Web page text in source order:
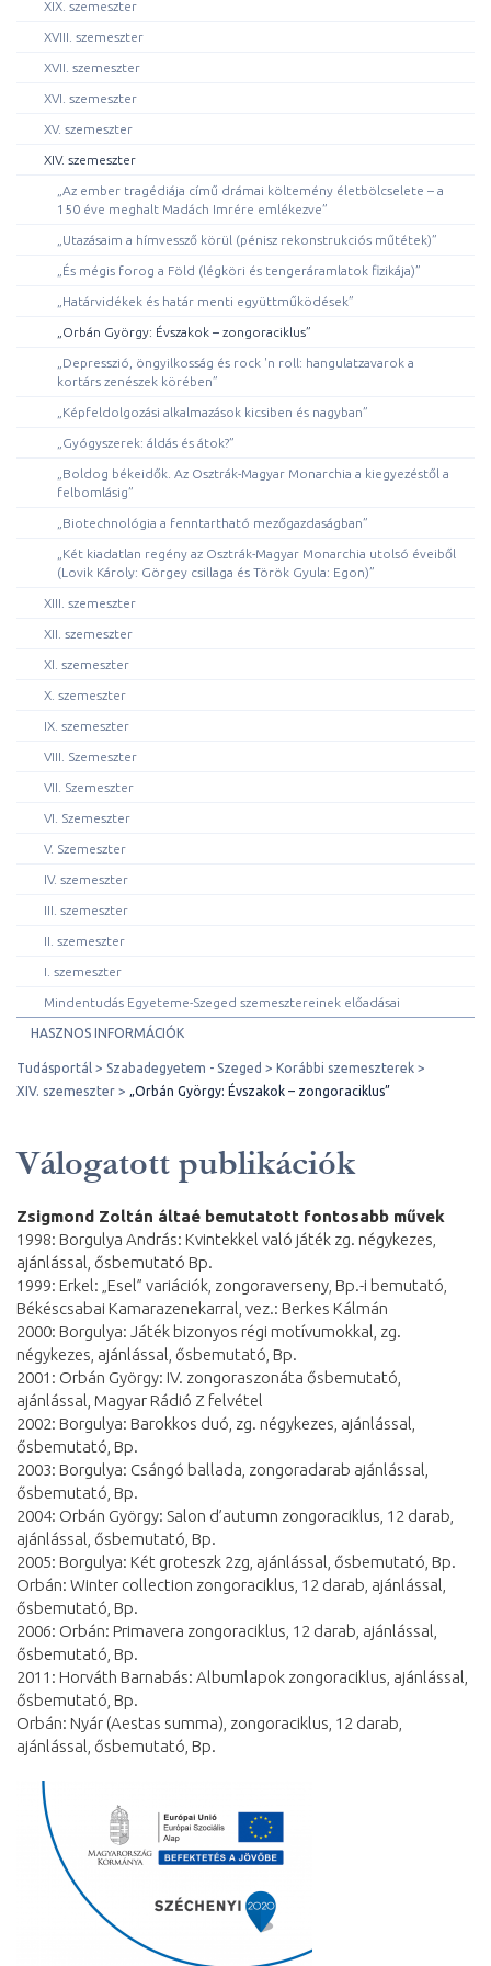
XIX. szemeszter
XVIII. szemeszter
XVII. szemeszter
XVI. szemeszter
XV. szemeszter
XIV. szemeszter
„Az ember tragédiája című drámai költemény életbölcselete – a
150 éve meghalt Madách Imrére emlékezve”
„Utazásaim a hímvessző körül (pénisz rekonstrukciós műtétek)”
„És mégis forog a Föld (légköri és tengeráramlatok fizikája)”
„Határvidékek és határ menti együttműködések”
„Orbán György: Évszakok – zongoraciklus”
„Depresszió, öngyilkosság és rock 'n roll: hangulatzavarok a
kortárs zenészek körében”
„Képfeldolgozási alkalmazások kicsiben és nagyban”
„Gyógyszerek: áldás és átok?”
„Boldog békeidők. Az Osztrák-Magyar Monarchia a kiegyezéstől a
felbomlásig”
„Biotechnológia a fenntartható mezőgazdaságban”
„Két kiadatlan regény az Osztrák-Magyar Monarchia utolsó éveiből
(Lovik Károly: Görgey csillaga és Török Gyula: Egon)”
XIII. szemeszter
XII. szemeszter
XI. szemeszter
X. szemeszter
IX. szemeszter
VIII. Szemeszter
VII. Szemeszter
VI. Szemeszter
V. Szemeszter
IV. szemeszter
III. szemeszter
II. szemeszter
I. szemeszter
Mindentudás Egyeteme-Szeged szemesztereinek előadásai
HASZNOS INFORMÁCIÓK
Tudásportál Szabadegyetem - Szeged
Korábbi szemeszterek
XIV. szemeszter
„Orbán György: Évszakok – zongoraciklus”
Válogatott publikációk
Zsigmond Zoltán áltaé bemutatott fontosabb művek
1998: Borgulya András: Kvintekkel való játék zg. négykezes,
ajánlással, ősbemutató Bp.
1999: Erkel: „Esel” variációk, zongoraverseny, Bp.-i bemutató,
Békéscsabai Kamarazenekarral, vez.: Berkes Kálmán
2000: Borgulya: Játék bizonyos régi motívumokkal, zg.
négykezes, ajánlással, ősbemutató, Bp.
2001: Orbán György: IV. zongoraszonáta ősbemutató,
ajánlással, Magyar Rádió Z felvétel
2002: Borgulya: Barokkos duó, zg. négykezes, ajánlással,
ősbemutató, Bp.
2003: Borgulya: Csángó ballada, zongoradarab ajánlással,
ősbemutató, Bp.
2004: Orbán György: Salon d’autumn zongoraciklus, 12 darab,
ajánlással, ősbemutató, Bp.
2005: Borgulya: Két groteszk 2zg, ajánlással, ősbemutató, Bp.
Orbán: Winter collection zongoraciklus, 12 darab, ajánlással,
ősbemutató, Bp.
2006: Orbán: Primavera zongoraciklus, 12 darab, ajánlással,
ősbemutató, Bp.
2011: Horváth Barnabás: Albumlapok zongoraciklus, ajánlással,
ősbemutató, Bp.
Orbán: Nyár (Aestas summa), zongoraciklus, 12 darab,
ajánlással, ősbemutató, Bp.